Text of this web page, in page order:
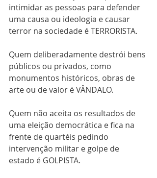
intimidar as pessoas para defender
uma causa ou ideologia e causar
terror na sociedade é TERRORISTA.
Quem deliberadamente destrói bens
públicos ou privados, como
monumentos históricos, obras de
arte ou de valor é VÂNDALO.
Quem não aceita os resultados de
uma eleição democrática e fica na
frente de quartéis pedindo
intervenção militar e golpe de
estado é GOLPISTA.